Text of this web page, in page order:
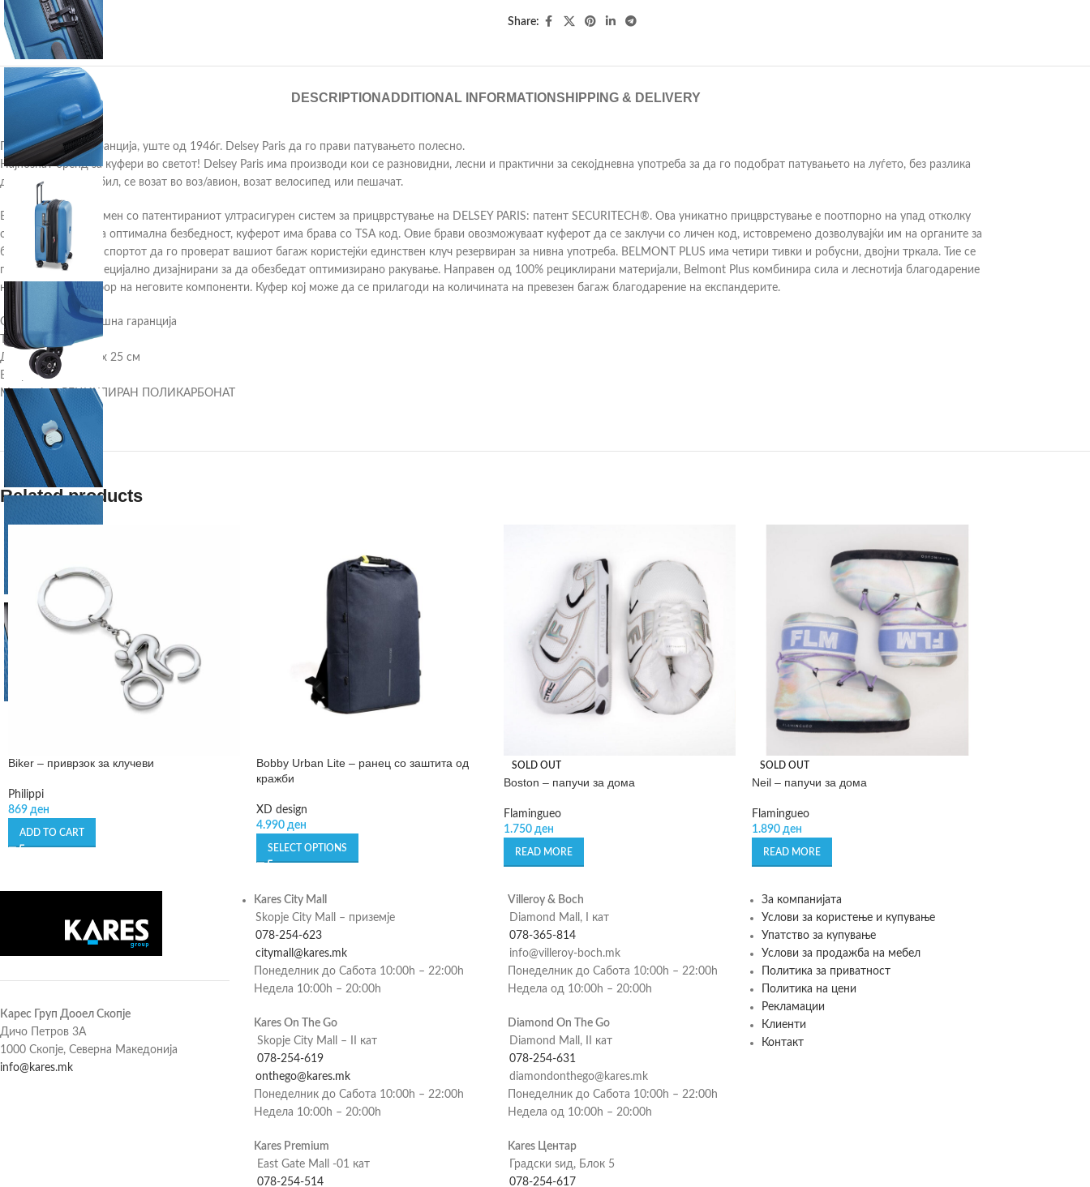
Share:
DESCRIPTION ADDITIONAL INFORMATIONSHIPPING & DELIVERY
Произведени во Франција, уште од 1946г. Delsey Paris да го прави патувањето полесно.
Најпознат бренд за куфери во светот! Delsey Paris има производи кои се разновидни, лесни и практични за секојдневна употреба за да го подобрат патувањето на луѓето, без разлика
дали возат автомобил, се возат во воз/авион, возат велосипед или пешачат.
Belmont Plus е опремен со патентираниот ултрасигурен систем за прицврстување на DELSEY PARIS: патент SECURITECH®. Ова уникатно прицврстување е поотпорно на упад отколку
обичниот патент. За оптимална безбедност, куферот има брава со TSA код. Овие брави овозможуваат куферот да се заклучи со личен код, истовремено дозволувајќи им на органите за
безбедност на транспортот да го проверат вашиот багаж користејќи единствен клуч резервиран за нивна употреба. BELMONT PLUS има четири тивки и робусни, двојни тркала. Тие се
повеќенасочни и специјално дизајнирани за да обезбедат оптимизирано ракување. Направен од 100% рециклирани материјали, Belmont Plus комбинира сила и леснотија благодарение
на ригорозниот избор на неговите компоненти. Куфер кој може да се прилагоди на количината на превезен багаж благодарение на експандерите.
Ограничена 5-годишна гаранција
Тежина: 2,8 кг
Димензии: 55 x 35 x 25 см
Волумен: 39 Л
Материјал: РЕЦИКЛИРАН ПОЛИКАРБОНАТ
Related products
Biker – приврзок за клучеви
Philippi
869 ден
ADD TO CART
Bobby Urban Lite – ранец со заштита од
кражби
XD design
4.990 ден
SELECT OPTIONS
SOLD OUT
Boston – папучи за дома
Flamingueo
1.750 ден
READ MORE
SOLD OUT
Neil – папучи за дома
Flamingueo
1.890 ден
READ MORE
Карес Груп Дооел Скопје
Дичо Петров 3А
1000 Скопје, Северна Македонија
info@kares.mk
Kares City Mall
Skopje City Mall – приземје
078-254-623
citymall@kares.mk
Понеделник до Сабота 10:00h – 22:00h
Недела 10:00h – 20:00h
Kares On The Go
Skopje City Mall – II кат
078-254-619
onthego@kares.mk
Понеделник до Сабота 10:00h – 22:00h
Недела 10:00h – 20:00h
Kares Premium
East Gate Mall -01 кат
078-254-514
Villeroy & Boch
Diamond Mall, I кат
078-365-814
info@villeroy-boch.mk
Понеделник до Сабота 10:00h – 22:00h
Недела од 10:00h – 20:00h
Diamond On The Go
Diamond Mall, II кат
078-254-631
diamondonthego@kares.mk
Понеделник до Сабота 10:00h – 22:00h
Недела од 10:00h – 20:00h
Kares Центар
Градски ѕид, Блок 5
078-254-617
За компанијата
Услови за користење и купување
Упатство за купување
Услови за продажба на мебел
Политика за приватност
Политика на цени
Рекламации
Клиенти
Контакт